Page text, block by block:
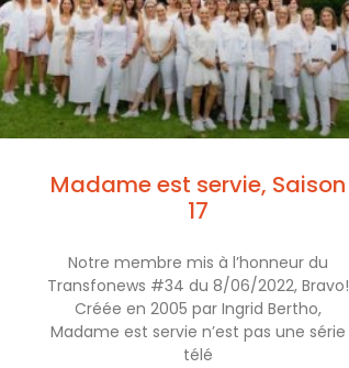
Madame est servie, Saison
17
Notre membre mis à l’honneur du
Transfonews #34 du 8/06/2022, Bravo!
Créée en 2005 par Ingrid Bertho,
Madame est servie n’est pas une série
télé